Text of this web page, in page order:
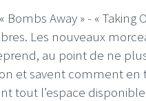
Away » - « Taking
Les nouveaux
au point de ne
et savent comment en
tout l’espace